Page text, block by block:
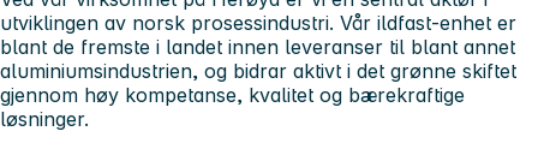
utviklingen av norsk prosessindustri. Vår ildfast-enhet er
blant de fremste i landet innen leveranser til blant annet
aluminiumsindustrien, og bidrar aktivt i det grønne skiftet
gjennom høy kompetanse, kvalitet og bærekraftige
løsninger.